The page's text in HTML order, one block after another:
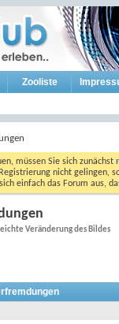
Zooliste
müssen Sie sich zunächst
nicht gelingen,
einfach das Forum
Veränderung des Bildes